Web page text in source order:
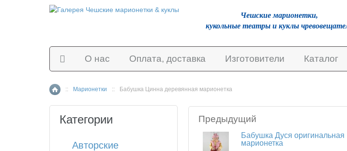
О нас Оплата, доставка Изготовители Каталог
Главная страница
:: Марионетки :: Бабушка Цинна деревянная марионетка
Предыдущий
Бабушка Дуся оригинальная
марионетка
Категории
Авторские
Чешскиe марионетки,
кукольные театры и куклы